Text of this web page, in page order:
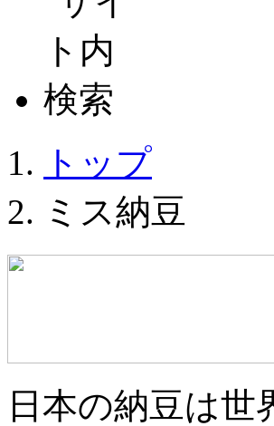
トップ
ミス納豆
日本の納豆は